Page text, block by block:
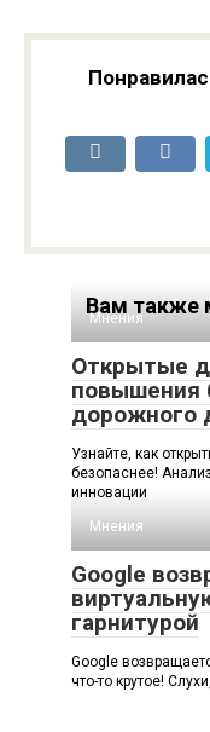
Вам также
Мнения
Открытые
повышения
дорожного
Узнайте, как
безопаснее!
инновации
Мнения
Google
гарнитурой
Google
что-то крутое!